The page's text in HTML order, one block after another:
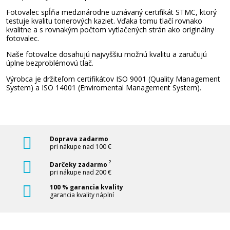
Fotovalec spĺňa medzinárodne uznávaný certifikát STMC, ktorý
testuje kvalitu tonerových kaziet. Vďaka tomu tlačí rovnako
kvalitne a s rovnakým počtom vytlačených strán ako originálny
fotovalec.
Naše fotovalce dosahujú najvyššiu možnú kvalitu a zaručujú
úplne bezproblémovú tlač.
Výrobca je držiteľom certifikátov ISO 9001 (Quality Management
System) a ISO 14001 (Enviromental Management System).
Doprava zadarmo
pri nákupe nad 100 €
Darčeky zadarmo ?
pri nákupe nad 200 €
100 % garancia kvality
garancia kvality náplní